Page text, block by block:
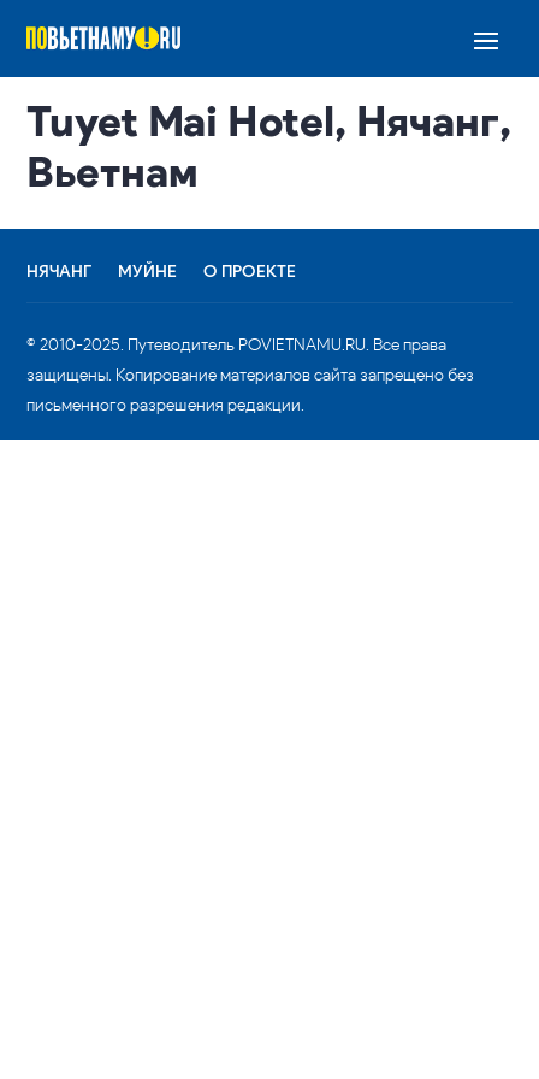
Tuyet Mai Hotel, Нячанг,
Вьетнам
НЯЧАНГ МУЙНЕ О ПРОЕКТЕ
© 2010-2025. Путеводитель POVIETNAMU.RU. Все права
защищены. Копирование материалов сайта запрещено без
письменного разрешения редакции.